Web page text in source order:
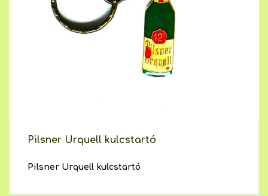
Pilsner Urquell kulcstartó
Pilsner Urquell kulcstartó